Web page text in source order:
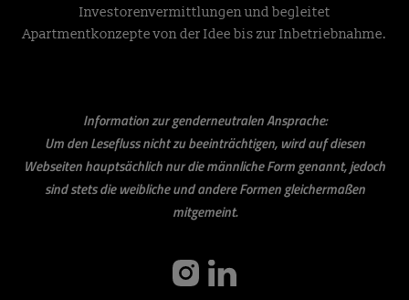
Investorenvermittlungen und begleitet
Apartmentkonzepte von der Idee bis zur Inbetriebnahme.
Information zur genderneutralen Ansprache:
Um den Lesefluss nicht zu beeinträchtigen, wird auf diesen
Webseiten hauptsächlich nur die männliche Form genannt, jedoch
sind stets die weibliche und andere Formen gleichermaßen
mitgemeint.
instagram